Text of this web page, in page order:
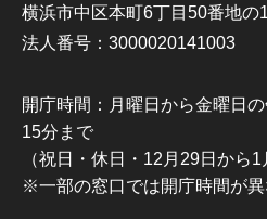
横浜市中区本町6丁目50番地の
法人番号：3000020141003
開庁時間：月曜日から金曜日
15分まで
（祝日・休日・12月29日から1
※一部の窓口では開庁時間が